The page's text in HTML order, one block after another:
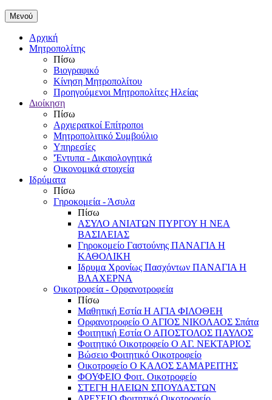
Μενού
Αρχική
Μητροπολίτης
Πίσω
Βιογραφικό
Κίνηση Μητροπολίτου
Προηγούμενοι Μητροπολίτες Ηλείας
Διοίκηση
Πίσω
Αρχιερατκοί Επίτροποι
Μητροπολιτικό Συμβούλιο
Υπηρεσίες
'Έντυπα - Δικαιολογητικά
Οικονομικά στοιχεία
Ιδρύματα
Πίσω
Γηροκομεία - Άσυλα
Πίσω
ΑΣΥΛΟ ΑΝΙΑΤΩΝ ΠΥΡΓΟΥ Η ΝΕΑ
ΒΑΣΙΛΕΙΑΣ
Γηροκομείο Γαστούνης ΠΑΝΑΓΙΑ Η
ΚΑΘΟΛΙΚΗ
Ιδρυμα Χρονίως Πασχόντων ΠΑΝΑΓΙΑ Η
ΒΛΑΧΕΡΝΑ
Οικοτροφεία - Ορφανοτροφεία
Πίσω
Μαθητική Εστία Η ΑΓΙΑ ΦΙΛΟΘΕΗ
Ορφανοτροφείο Ο ΑΓΙΟΣ ΝΙΚΟΛΑΟΣ Σπάτα
Φοιτητική Εστία Ο ΑΠΟΣΤΟΛΟΣ ΠΑΥΛΟΣ
Φοιτητικό Οικοτροφείο Ο ΑΓ. ΝΕΚΤΑΡΙΟΣ
Βώσειο Φοιτητικό Οικοτροφείο
Οικοτροφείο Ο ΚΑΛΟΣ ΣΑΜΑΡΕΙΤΗΣ
ΦΟΥΦΕΙΟ Φοιτ. Οικοτροφείο
ΣΤΕΓΗ ΗΛΕΙΩΝ ΣΠΟΥΔΑΣΤΩΝ